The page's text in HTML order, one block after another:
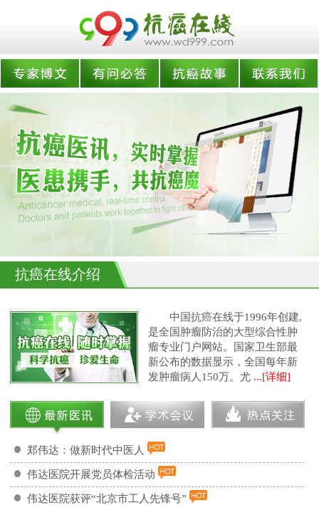
抗癌在线介绍
中国抗癌在线于1996年创建,
是全国肿瘤防治的大型综合性肿
瘤专业门户网站。国家卫生部最
新公布的数据显示，全国每年新
发肿瘤病人150万。尤 ...[详细]
郑伟达：做新时代中医人
伟达医院开展党员体检活动
伟达医院获评“北京市工人先锋号”